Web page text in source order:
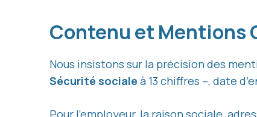
Contenu et Mentions
Nous insistons sur la précision des
Sécurité sociale à 13 chiffres –, date
Pour l’employeur, la raison sociale,